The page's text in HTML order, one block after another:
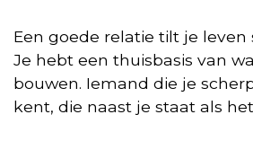
Een goede relatie tilt je leven
Je hebt een thuisbasis van
bouwen. Iemand die je
kent, die naast je staat als